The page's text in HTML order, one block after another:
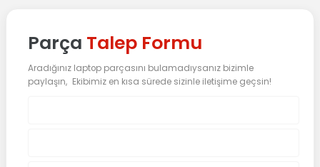
Parça Talep Formu
Aradığınız laptop parçasını bulamadıysanız bizimle
paylaşın, Ekibimiz en kısa sürede sizinle iletişime geçsin!